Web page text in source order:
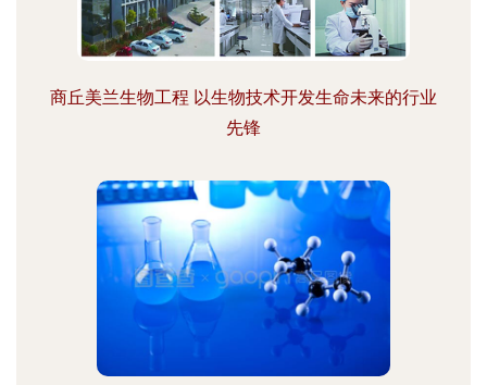
商丘美兰生物工程 以生物技术开发生命未来的行业
先锋